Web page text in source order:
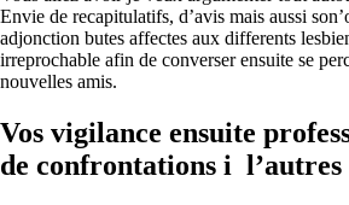
Envie de recapitulatifs, d’avis mais aussi
adjonction butes affectes aux differents
irreprochable afin de converser ensuite se
nouvelles amis.
Vos vigilance ensuite
de confrontations i l’autres